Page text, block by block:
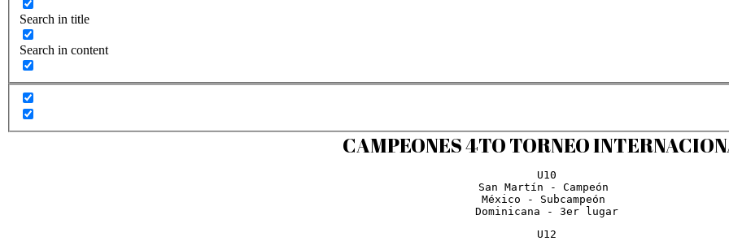
Search in title
Search in content
CAMPEONES 4TO TORNEO
U10
San Martín - Campeón
México - Subcampeón
Dominicana - 3er lugar
U12